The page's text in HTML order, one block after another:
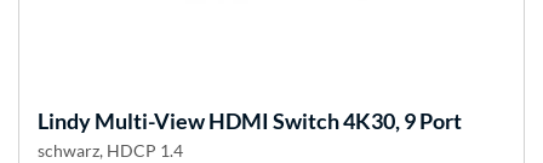
LindyMulti-View HDMI Switch 4K30, 9 Port
schwarz, HDCP 1.4